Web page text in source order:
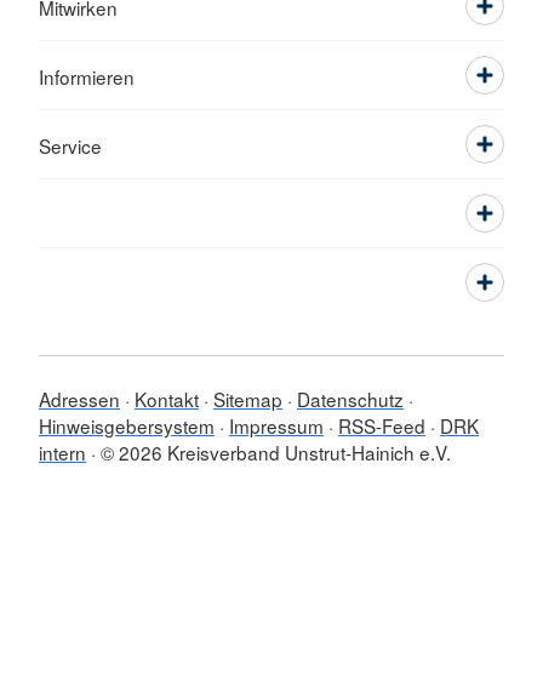
Mitwirken
Informieren
Service
Adressen Kontakt Sitemap
Datenschutz
Hinweisgebersystem
Impressum RSS-Feed
DRK
intern © 2026 Kreisverband Unstrut-Hainich e.V.